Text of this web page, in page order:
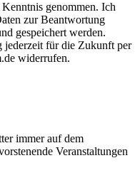
genommen. Ich
zur Beantwortung
gespeichert werden.
für die Zukunft per
widerrufen.
immer auf dem
Veranstaltungen